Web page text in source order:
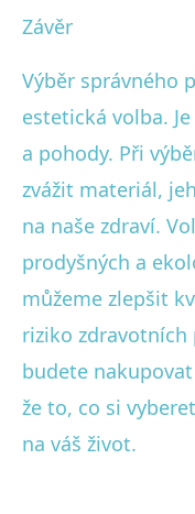
Závěr
Výběr správného
estetická volba.
a pohody. Při
zvážit materiál,
na naše zdraví.
prodyšných a
můžeme zlepšit
riziko zdravotních
budete
že to, co si
na váš život.